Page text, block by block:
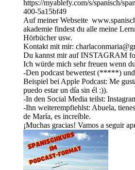
https://myablefy.com/s/spanisch/
400-5a15bf49
Auf meiner Webseite
akademie findest du alle meine
Hörbücher usw.
Kontakt mit mir:
Du kannst mir auf INSTAGRAM
Ich würde mich sehr freuen wenn
-Den podcast bewertest (*****)
Beispiel bei Apple Podcast: Me
puedo estar un día sin él :)).
-In den Social Media teilst:
-Ihn weiterempfiehlst: Abuela,
de María, es increíble.
¡Muchas gracias! Vamos a seguir